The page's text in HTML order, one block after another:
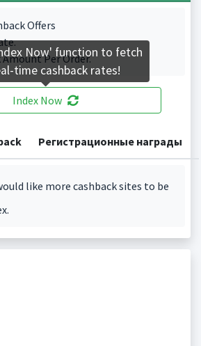
Offers
Amount Per Order.
Index Now
Регистрационные награды
like more cashback sites to be
Now' function to fetch
time cashback rates!